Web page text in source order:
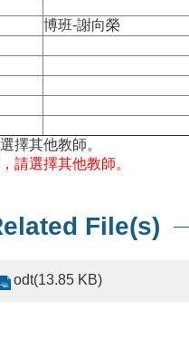
博班-謝向榮
擇其他教師。
請選擇其他教師。
File(s)
odt(13.85 KB)